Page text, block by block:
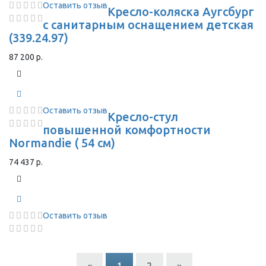
Оставить отзывКресло-коляска Аугсбург
с санитарным оснащением детская
(339.24.97)
87 200 р.
Оставить отзывКресло-стул
повышенной комфортности
Normandie ( 54 см)
74 437 р.
Оставить отзыв